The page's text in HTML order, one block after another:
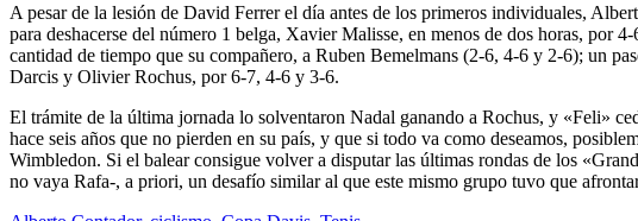
A pesar de la lesión de David Ferrer el día antes de los primeros individuales,
para deshacerse del número 1 belga, Xavier Malisse, en menos de dos horas, por
cantidad de tiempo que su compañero, a Ruben Bemelmans (2-6, 4-6 y 2-6); un
Darcis y Olivier Rochus, por 6-7, 4-6 y 3-6.
El trámite de la última jornada lo solventaron Nadal ganando a Rochus, y «Feli»
hace seis años que no pierden en su país, y que si todo va como deseamos,
Wimbledon. Si el balear consigue volver a disputar las últimas rondas de los
no vaya Rafa-, a priori, un desafío similar al que este mismo grupo tuvo que